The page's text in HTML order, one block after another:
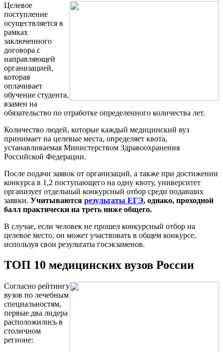
Целевое
поступление
осуществляется в
рамках
заключенного
договора с
направляющей
организацией,
которая
оплачивает
обучение студента,
взамен на
обязательство по отработке определенного количества лет.
Количество людей, которые каждый медицинский вуз
принимает на целевые места, определяет квота,
устанавливаемая Министерством Здравоохранения
Российской Федерации.
После подачи заявок от организаций, а также при достижении
конкурса в 1,2 поступающего на одну квоту, университет
организует отдельный конкурсный отбор среди подавших
заявки. Учитываются результаты ЕГЭ, однако, проходной
балл практически на треть ниже общего.
В случае, если человек не прошел конкурсный отбор на
целевое место, он может участвовать в общем конкурсе,
используя свои результаты госэкзаменов.
ТОП 10 медицинских вузов России
Согласно рейтингу
вузов по лечебным
специальностям,
первые два лидера
расположились в
столичном
регионе: